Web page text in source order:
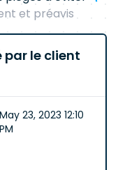
et préavis
par le client
May 23, 2023 12:10
PM